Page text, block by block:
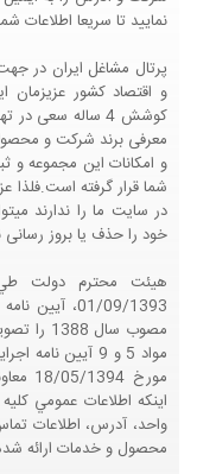
نمایید تا سریعا اطلاعات
پرتال مشاغل ایران در
و اقتصاد کشور عزیزمان
کوشش 4 ساله سعی
معرفی برند شرکت و
و امکانات این مجموعه
شما قرار گرفته است.فلذا
در سایت ما را ندارند
خود را حذف یا بروز رسانی
01/09/1393،
مصوب
اينکه اطلاعات عمومي
واحد، آدرس، اطلاعات
محصول و خدمات ارائه